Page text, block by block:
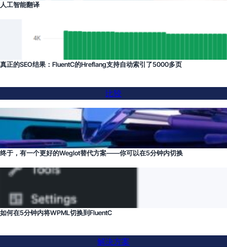
人工智能翻译
真正的SEO结果：FluentC的Hreflang支持自动索引了5000多页
比较
终于，有一个更好的Weglot替代方案——你可以在5分钟内切换
如何在5分钟内将WPML切换到FluentC
解决方案